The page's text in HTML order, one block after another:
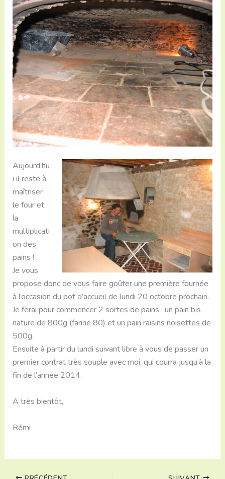
Aujourd’hu
i il reste à
maîtriser
le four et
la
multiplicati
on des
pains !
Je vous
propose donc de vous faire goûter une première fournée
à l’occasion du pot d’accueil de lundi 20 octobre prochain.
Je ferai pour commencer 2 sortes de pains : un pain bis
nature de 800g (farine 80) et un pain raisins noisettes de
500g.
Ensuite à partir du lundi suivant libre à vous de passer un
premier contrat très souple avec moi, qui courra jusqu’à la
fin de l’année 2014.
A très bientôt,
Rémi